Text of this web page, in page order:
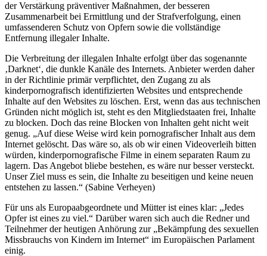
der Verstärkung präventiver Maßnahmen, der besseren
Zusammenarbeit bei Ermittlung und der Strafverfolgung, einen
umfassenderen Schutz von Opfern sowie die vollständige
Entfernung illegaler Inhalte.
Die Verbreitung der illegalen Inhalte erfolgt über das sogenannte
‚Darknet‘, die dunkle Kanäle des Internets. Anbieter werden daher
in der Richtlinie primär verpflichtet, den Zugang zu als
kinderpornografisch identifizierten Websites und entsprechende
Inhalte auf den Websites zu löschen. Erst, wenn das aus technischen
Gründen nicht möglich ist, steht es den Mitgliedstaaten frei, Inhalte
zu blocken. Doch das reine Blocken von Inhalten geht nicht weit
genug. „Auf diese Weise wird kein pornografischer Inhalt aus dem
Internet gelöscht. Das wäre so, als ob wir einen Videoverleih bitten
würden, kinderpornografische Filme in einem separaten Raum zu
lagern. Das Angebot bliebe bestehen, es wäre nur besser versteckt.
Unser Ziel muss es sein, die Inhalte zu beseitigen und keine neuen
entstehen zu lassen.“ (Sabine Verheyen)
Für uns als Europaabgeordnete und Mütter ist eines klar: „Jedes
Opfer ist eines zu viel.“ Darüber waren sich auch die Redner und
Teilnehmer der heutigen Anhörung zur „Bekämpfung des sexuellen
Missbrauchs von Kindern im Internet“ im Europäischen Parlament
einig.